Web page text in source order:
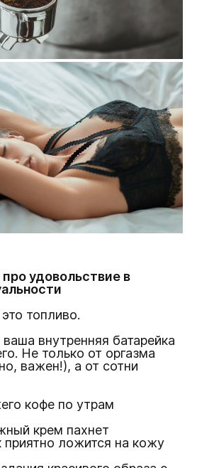
удовольствие в
топливо.
внутренняя батарейка
Не только от оргазма
важен!), а от сотни
кофе по утрам
крем пахнет
приятно ложится на кожу